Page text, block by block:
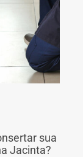
sua
Jacinta?